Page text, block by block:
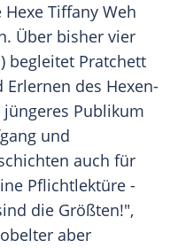
Tiffany Weh
Über bisher vier
begleitet Pratchett
des Hexen-
Publikum
und
auch für
Pflichtlektüre -
die Größten!",
aber